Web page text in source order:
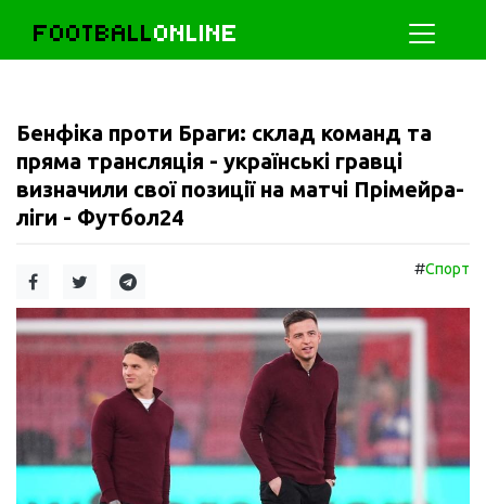
FOOTBALLONLINE
Бенфіка проти Браги: склад команд та
пряма трансляція - українські гравці
визначили свої позиції на матчі Прімейра-
ліги - Футбол24
#Спорт